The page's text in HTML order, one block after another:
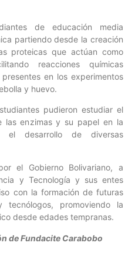
de educación media
partiendo desde la creación
proteicas que actúan como
reacciones químicas
en los experimentos
y huevo.
pudieron estudiar el
las enzimas y su papel en la
el desarrollo de diversas
el Gobierno Bolivariano, a
y Tecnología y sus entes
con la formación de futuras
promoviendo la
desde edades tempranas.
de Fundacite Carabobo